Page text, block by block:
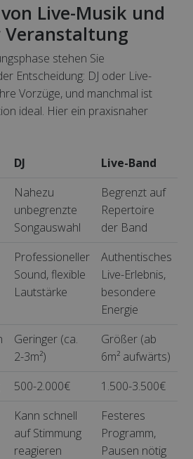
Live-Musik und
Veranstaltung
stehen Sie
Entscheidung: DJ oder Live-
Vorzüge, und manchmal ist
ideal. Hier ein praxisnaher
DJ
Live-Band
Nahezu
unbegrenzte
Songauswahl
Begrenzt auf
Repertoire
der Band
Professioneller
Sound, flexible
Lautstärke
Authentisches
Live-Erlebnis,
besondere
Energie
Geringer (ca.
2-3m²)
Größer (ab
6m² aufwärts)
500-2.000€
1.500-3.500€
Kann schnell
auf Stimmung
reagieren
Festeres
Programm,
Pausen nötig